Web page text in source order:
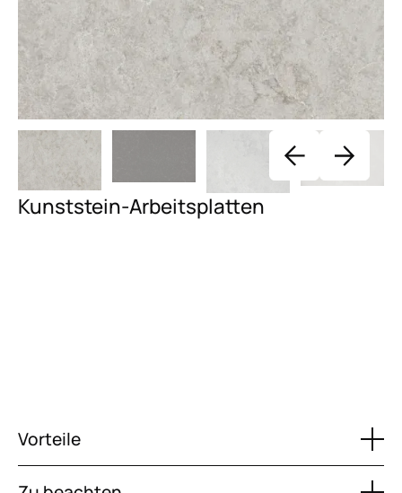
Kunststein-Arbeitsplatten
Vorteile